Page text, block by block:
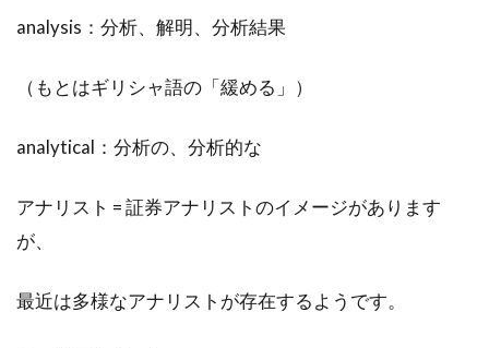
analysis：分析、解明、分析結果
（もとはギリシャ語の「緩める」）
analytical：分析の、分析的な
アナリスト = 証券アナリストのイメージがあります
が、
最近は多様なアナリストが存在するようです。